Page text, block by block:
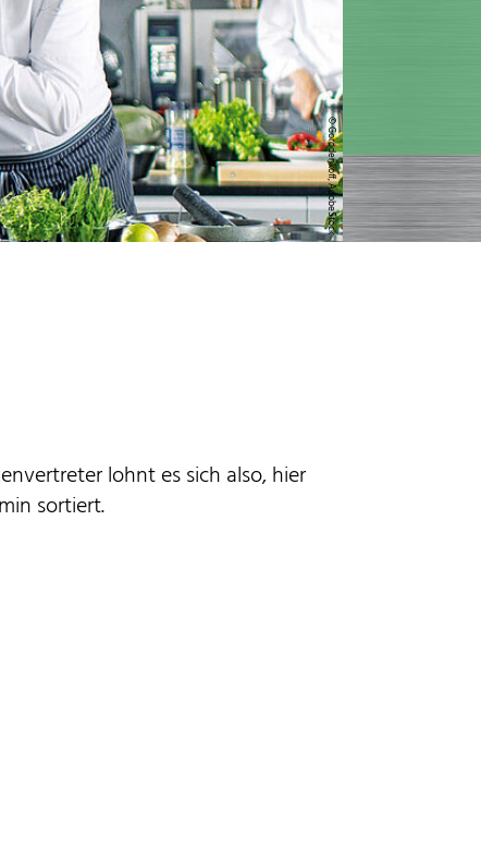
© Gorodenkoff, AdobeStock
lohnt es sich also, hier
sortiert.